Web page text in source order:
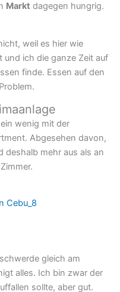
Markt dagegen hungrig.
weil es hier wie
und ich die ganze Zeit auf
finde. Essen auf den
wenig mit der
Abgesehen davon,
deshalb mehr aus als an
gleich am
alles. Ich bin zwar der
sollte, aber gut.